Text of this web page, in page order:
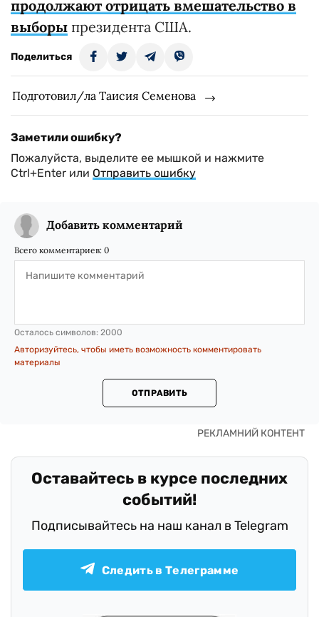
продолжают отрицать вмешательство в
выборы президента США.
Поделиться
Подготовил/ла Таисия Семенова
Заметили ошибку?
Пожалуйста, выделите ее мышкой и нажмите
Ctrl+Enter или Отправить ошибку
Добавить комментарий
Всего комментариев: 0
Осталось символов: 2000
Авторизуйтесь, чтобы иметь возможность комментировать
материалы
ОТПРАВИТЬ
Оставайтесь в курсе последних
событий!
Подписывайтесь на наш канал в Telegram
Следить в Телеграмме